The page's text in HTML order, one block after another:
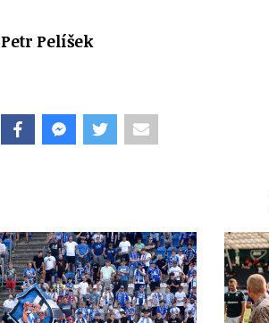
Petr Pelíšek